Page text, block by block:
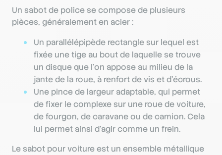
Un sabot de police se compose de plusieurs
pièces, généralement en acier :
Un parallélépipède rectangle sur lequel est
fixée une tige au bout de laquelle se trouve
un disque que l’on appose au milieu de la
jante de la roue, à renfort de vis et d’écrous.
Une pince de largeur adaptable, qui permet
de fixer le complexe sur une roue de voiture,
de fourgon, de caravane ou de camion. Cela
lui permet ainsi d’agir comme un frein.
Le sabot pour voiture est un ensemble métallique